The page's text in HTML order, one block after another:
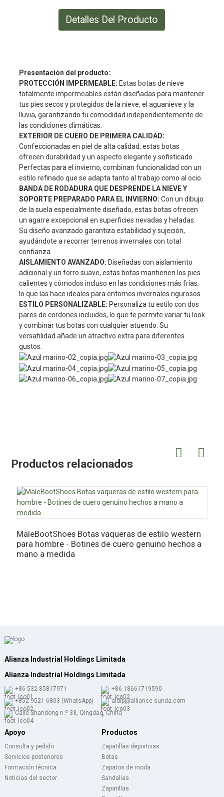
Detalles Del Producto
Presentación del producto:
PROTECCIÓN IMPERMEABLE: Estas botas de nieve
totalmente impermeables están diseñadas para mantener
tus pies secos y protegidos de la nieve, el aguanieve y la
lluvia, garantizando tu comodidad independientemente de
las condiciones climáticas.
EXTERIOR DE CUERO DE PRIMERA CALIDAD:
Confeccionadas en piel de alta calidad, estas botas
ofrecen durabilidad y un aspecto elegante y sofisticado.
Perfectas para el invierno, combinan funcionalidad con un
estilo refinado que se adapta tanto al trabajo como al ocio.
BANDA DE RODADURA QUE DESPRENDE LA NIEVE Y
SOPORTE PREPARADO PARA EL INVIERNO: Con un dibujo
de la suela especialmente diseñado, estas botas ofrecen
un agarre excepcional en superficies nevadas y heladas.
Su diseño avanzado garantiza estabilidad y sujeción,
ayudándote a recorrer terrenos invernales con total
confianza.
AISLAMIENTO AVANZADO: Diseñadas con aislamiento
adicional y un forro suave, estas botas mantienen los pies
calientes y cómodos incluso en las condiciones más frías,
lo que las hace ideales para entornos invernales rigurosos.
ESTILO PERSONALIZABLE: Personaliza tu estilo con dos
pares de cordones incluidos, lo que te permite variar tu look
y combinar tus botas con cualquier atuendo. Su
versatilidad añade un atractivo extra para diferentes
gustos.
Productos relacionados
MaleBootShoes Botas vaqueras de estilo western
para hombre - Botines de cuero genuino hechos a
mano a medida
Alianza Industrial Holdings Limitada
Alianza Industrial Holdings Limitada
+86-532-85817971
+86-18661719590
+852 9521 6803 (WhatsApp)
aldlp@alliance-sunda.com
Calle Shandong n.º 33, Qingdao, China
Apoyo
Consulta y pedido
Servicios posteriores
Formación técnica
Noticias del sector
Productos
Zapatillas deportivas
Botas
Zapatos de moda
Sandalias
Zapatillas